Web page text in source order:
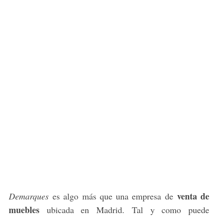
Demarqueses algo más que una empresa de venta de
mueblesubicada en Madrid. Tal y como puede